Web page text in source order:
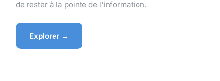
de rester à la pointe de l'information.
Explorer →